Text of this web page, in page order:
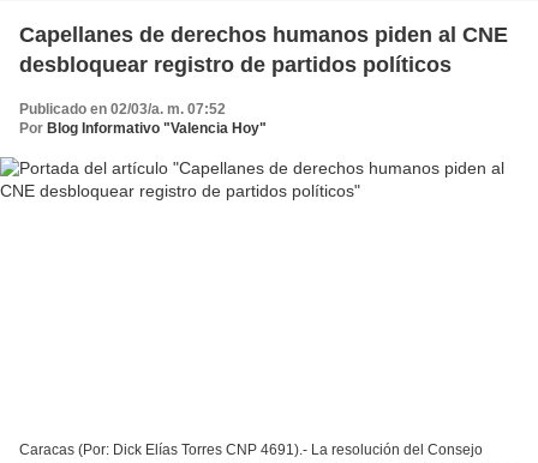
Capellanes de derechos humanos piden al CNE
desbloquear registro de partidos políticos
Publicado en 02/03/a. m. 07:52
Por Blog Informativo "Valencia Hoy"
Caracas (Por: Dick Elías Torres CNP 4691).- La resolución del Consejo